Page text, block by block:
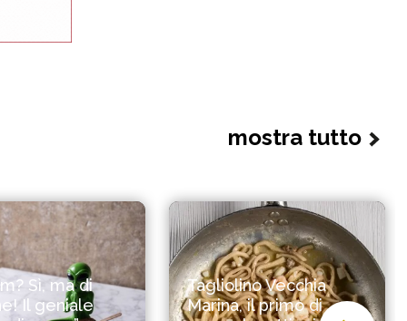
mostra tutto
Sì, ma di
Il geniale
Tagliolino Vecchia
Marina, il primo di